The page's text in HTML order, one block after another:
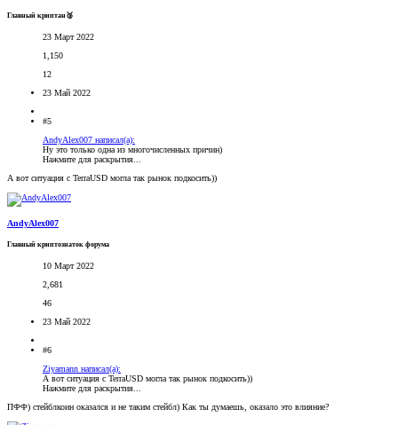
Главный криптан🥈
23 Март 2022
1,150
12
23 Май 2022
#5
AndyAlex007 написал(а):
Ну это только одна из многочисленных причин)
Нажмите для раскрытия...
А вот ситуация с TerraUSD могла так рынок подкосить))
AndyAlex007
Главный криптознаток форума
10 Март 2022
2,681
46
23 Май 2022
#6
Ziyamann написал(а):
А вот ситуация с TerraUSD могла так рынок подкосить))
Нажмите для раскрытия...
ПФФ) стейблкоин оказался и не таким стейбл) Как ты думаешь, оказало это влияние?